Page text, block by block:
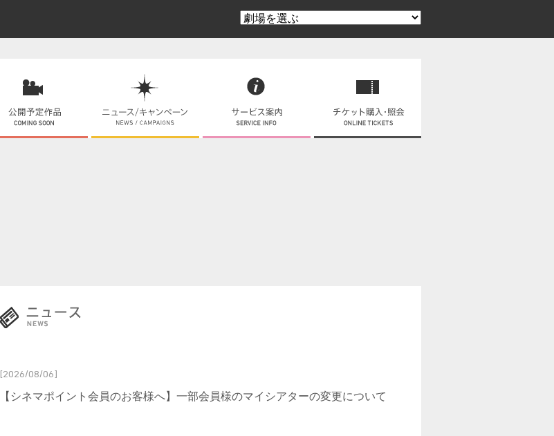
[2026/08/06]
【シネマポイント会員のお客様へ】一部会員様のマイシアターの変更について